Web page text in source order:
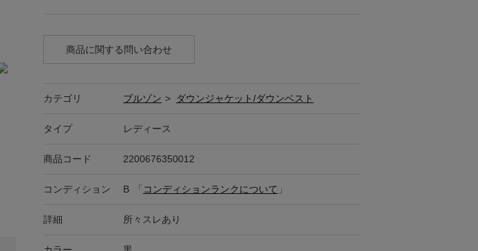
商品に関する問い合わせ
カテゴリ ブルゾン > ダウンジャケット/ダウンベスト
タイプ レディース
商品コード 2200676350012
コンディション B 「 コンディションランクについて 」
詳細 所々スレあり